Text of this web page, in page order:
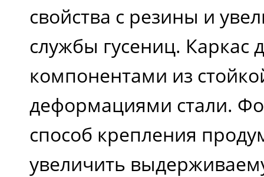
свойства с резины и
службы гусениц. Каркас
компонентами из
деформациями стали.
способ крепления
увеличить